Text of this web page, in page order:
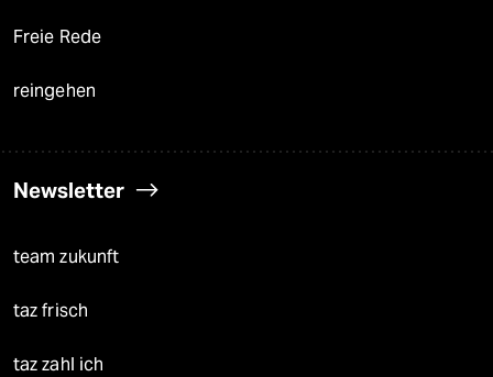
Freie Rede
reingehen
Newsletter
team zukunft
taz frisch
taz zahl ich